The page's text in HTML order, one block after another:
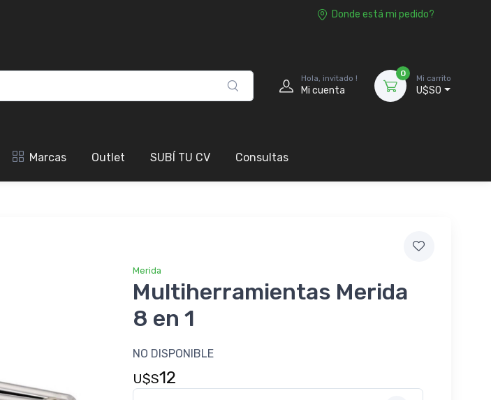
Donde está mi pedido?
Hola, invitado !
Mi cuenta
0
Mi carrito
U$S0
Marcas Outlet SUBÍ TU CV Consultas
Merida
Multiherramientas Merida
8 en 1
NO DISPONIBLE
U$S12